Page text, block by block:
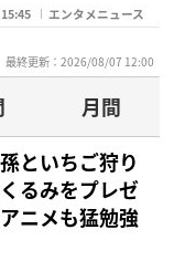
エンタメニュース
最終更新：2026/08/07 12:00
月間
といちご狩り
るみをプレゼ
ニメも猛勉強